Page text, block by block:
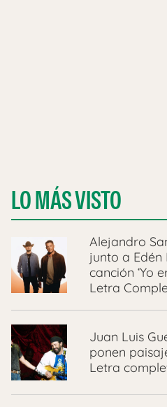
LO MÁS VISTO
Alejandro
junto a Edén
canción ‘Yo
Letra
Juan Luis
ponen
Letra